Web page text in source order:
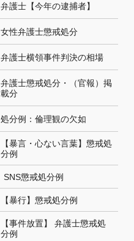
弁護士【今年の逮捕者】
女性弁護士懲戒処分
弁護士横領事件判決の相場
弁護士懲戒処分・（官報）掲
載分
処分例：倫理観の欠如
【暴言・心ない言葉】懲戒処
分例
SNS懲戒処分例
【暴行】懲戒処分例
【事件放置】 弁護士懲戒処
分例